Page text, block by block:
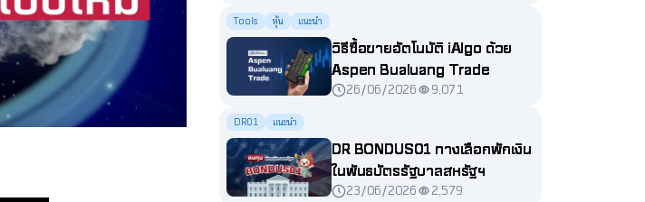
Tools หุ้น แนะนำ
วิธีซื้อขายอัตโนมัติ iAlgo ด้วย
Aspen Bualuang Trade
26/06/2026 9,071
DR01 แนะนำ
DR BONDUS01 ทางเลือกพักเงิน
ในพันธบัตรรัฐบาลสหรัฐฯ
23/06/2026 2,579